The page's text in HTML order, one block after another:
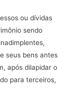
ou dívidas
sendo
seus bens antes
após dilapidar o
para terceiros,